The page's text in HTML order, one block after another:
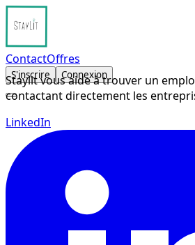
ContactOffres
S'inscrire Connexion
Staylit vous aide à trouver un
contactant directement les
LinkedIn